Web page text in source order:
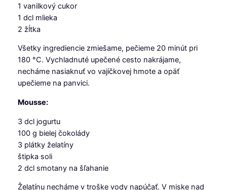
1 vanilkový cukor
1 dcl mlieka
2 žĺtka
Všetky ingrediencie zmiešame, pečieme 20 minút pri
180 °C. Vychladnuté upečené cesto nakrájame,
necháme nasiaknuť vo vajíčkovej hmote a opäť
upečieme na panvici.
Mousse:
3 dcl jogurtu
100 g bielej čokolády
3 plátky želatíny
štipka soli
2 dcl smotany na šľahanie
Želatínu necháme v troške vody napúčať. V miske nad